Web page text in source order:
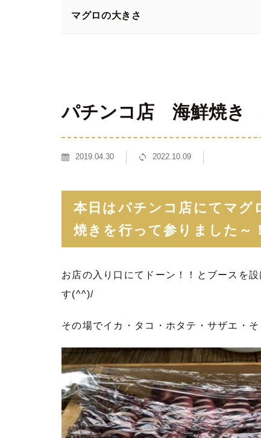
マグロの大きさ
パチンコ店 海鮮焼き
2019.04.30 2022.10.09
本日はパチンコ店にてマグ
焼きを行って参りました～
お店の入り口にてドーン！！とブースを
す(^^)/
その場でイカ・タコ・ホタテ・サザエ・